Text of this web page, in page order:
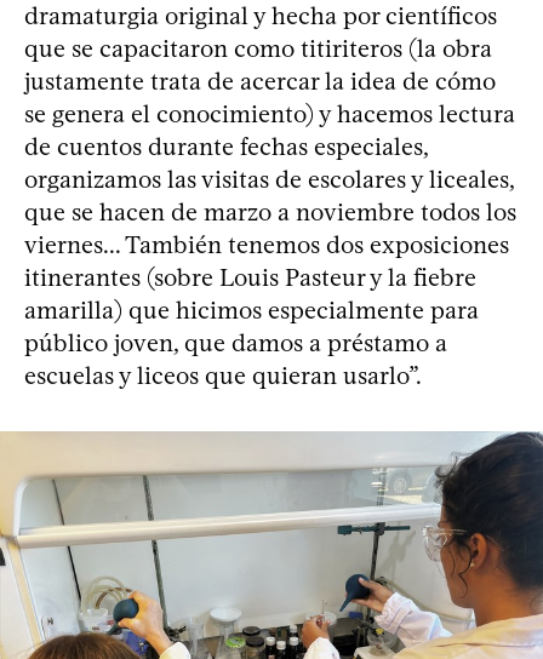
dramaturgia original y hecha por científicos
que se capacitaron como titiriteros (la obra
justamente trata de acercar la idea de cómo
se genera el conocimiento) y hacemos lectura
de cuentos durante fechas especiales,
organizamos las visitas de escolares y liceales,
que se hacen de marzo a noviembre todos los
viernes... También tenemos dos exposiciones
itinerantes (sobre Louis Pasteur y la fiebre
amarilla) que hicimos especialmente para
público joven, que damos a préstamo a
escuelas y liceos que quieran usarlo”.